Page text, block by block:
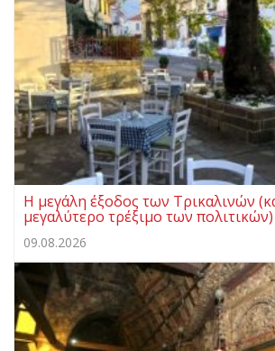
Η μεγάλη έξοδος των Τρικαλινών
μεγαλύτερο τρέξιμο των πολιτικών)
09.08.2026